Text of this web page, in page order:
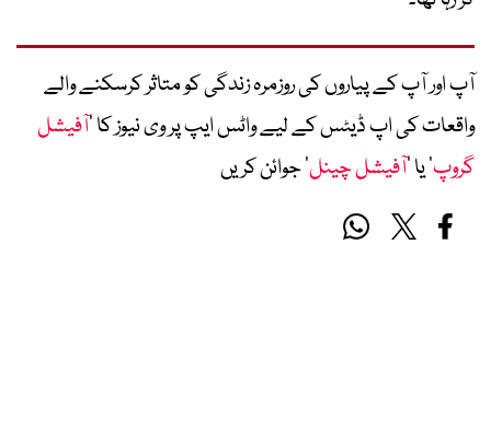
آپ اور آپ کے پیاروں کی روزمرہ زندگی کو متاثر کرسکنے والے
واقعات کی اپ ڈیٹس کے لیے واٹس ایپ پر وی نیوز کا ’آفیشل
گروپ‘ یا ’آفیشل چینل‘ جوائن کریں